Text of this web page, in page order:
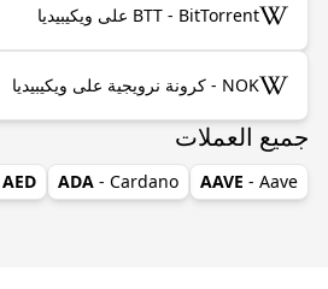
BTT - BitTorrent على ويكيبيديا
NOK - كرونة نرويجية على ويكيبيديا
جميع العملات
AAVE - Aave
ADA - Cardano
AED